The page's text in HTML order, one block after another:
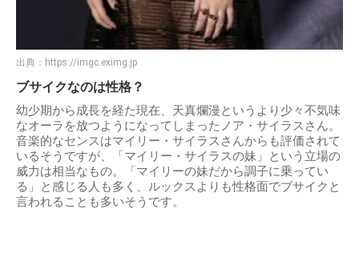
出典： https://imgc.eximg.jp
ブサイクなのは性格？
幼少期から成長を経た現在、天真爛漫というより少々不気味
なオーラを放つようになってしまったノア・サイラスさん。
音楽的なセンスはマイリー・サイラスさんからも評価されて
いるそうですが、「マイリー・サイラスの妹」という立場の
威力は相当なもの。「マイリーの妹だから調子に乗ってい
る」と感じる人も多く、ルックスよりも性格面でブサイクと
言われることも多いそうです。